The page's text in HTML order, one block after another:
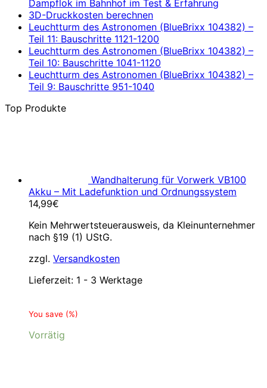
Dampflok im Bahnhof im Test & Erfahrung
3D-Druckkosten berechnen
Leuchtturm des Astronomen (BlueBrixx 104382) –
Teil 11: Bauschritte 1121-1200
Leuchtturm des Astronomen (BlueBrixx 104382) –
Teil 10: Bauschritte 1041-1120
Leuchtturm des Astronomen (BlueBrixx 104382) –
Teil 9: Bauschritte 951-1040
Top Produkte
Wandhalterung für Vorwerk VB100
Akku – Mit Ladefunktion und Ordnungssystem
14,99€
Kein Mehrwertsteuerausweis, da Kleinunternehmer
nach §19 (1) UStG.
zzgl. Versandkosten
Lieferzeit: 1 - 3 Werktage
You save (%)
Vorrätig